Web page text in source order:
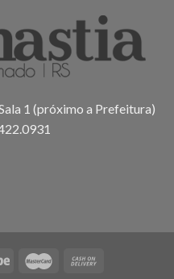
1 (próximo a Prefeitura)